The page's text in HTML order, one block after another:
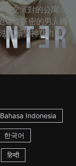
交派對的公寓，
過從甚密的男人睡
國新男神費力克
Bahasa Indonesia
한국어
हिन्दी